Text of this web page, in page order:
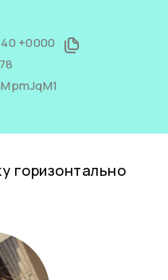
+0000
горизонтально